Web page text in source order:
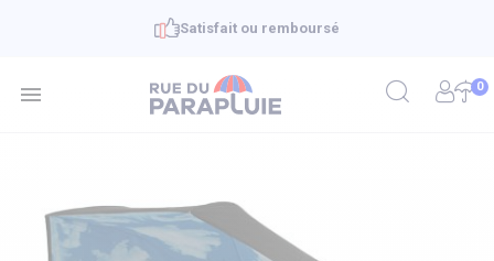
Satisfait ou remboursé
 0